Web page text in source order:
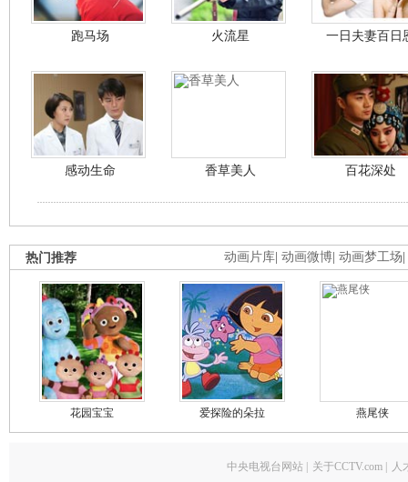
跑马场 火流星 一日夫妻百日
感动生命 香草美人 百花深处
动画片库 动画微博 动画梦工场
热门推荐
花园宝宝 爱探险的朵拉 燕尾侠
中央电视台网站 关于CCTV.com 人